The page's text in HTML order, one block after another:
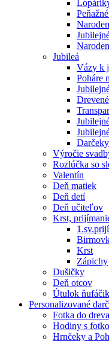
Jubileá
Vázy k
Poháre
Výročie
Rozlúčka so
Valentín
Deň matiek
Deň detí
Deň učiteľov
Krst,
Krst
Zápichy
Dušičky
Deň otcov
Útulok ňufáčik
Personalizované
Fotka do dreva
Hodiny s
Hrnčeky a